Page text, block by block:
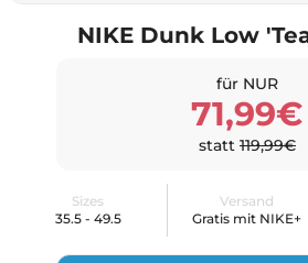
NIKE Dunk Low
für NUR
71,99€
statt 119,99€
Sizes
35.5 - 49.5
Versand
Gratis mit NIKE+